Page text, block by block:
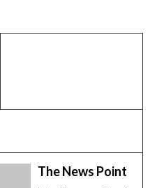
The News Point